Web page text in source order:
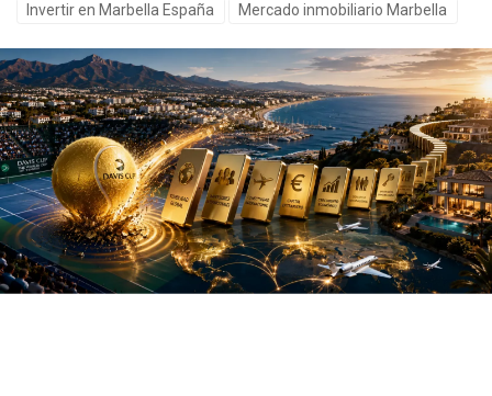
Invertir en Marbella España
Mercado inmobiliario Marbella